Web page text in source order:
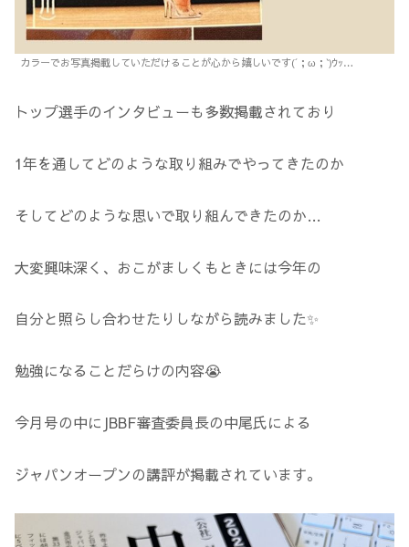
カラーでお写真掲載していただけることが心から嬉しいです(´；ω；`)ｳｯ…
トップ選手のインタビューも多数掲載されており
1年を通してどのような取り組みでやってきたのか
そしてどのような思いで取り組んできたのか…
大変興味深く、おこがましくもときには今年の
自分と照らし合わせたりしながら読みました✨
勉強になることだらけの内容😭
今月号の中にJBBF審査委員長の中尾氏による
ジャパンオープンの講評が掲載されています。